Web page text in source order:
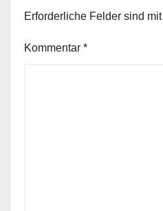
Erforderliche Felder sind mit
Kommentar *